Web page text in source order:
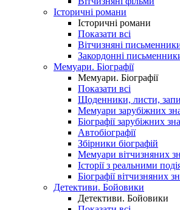
Історичні романи
Історичні романи
Показати всі
Вітчизняні
Закордонні
Мемуари. Біографії
Мемуари. Біографії
Показати всі
Щоденники, листи,
Мемуари зарубіжних
Біографії зарубіжних
Автобіографії
Збірники біографій
Мемуари вітчизняних
Історії з реальними
Біографії вітчизняних
Детективи. Бойовики
Детективи. Бойовики